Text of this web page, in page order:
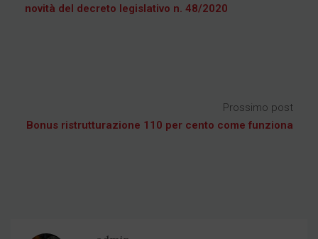
novità del decreto legislativo n. 48/2020
Prossimo post
Bonus ristrutturazione 110 per cento come funziona